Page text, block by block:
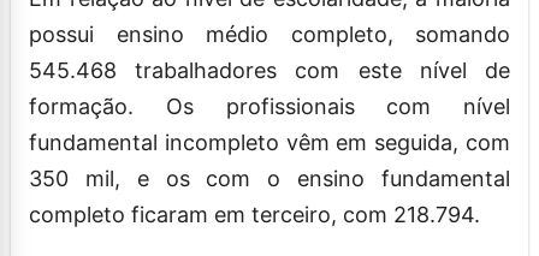
possui ensino médio completo, somando
545.468 trabalhadores com este nível de
formação. Os profissionais com nível
fundamental incompleto vêm em seguida, com
350 mil, e os com o ensino fundamental
completo ficaram em terceiro, com 218.794.